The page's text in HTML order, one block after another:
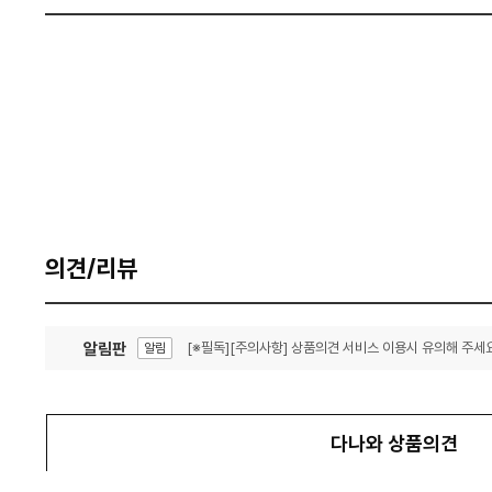
의견/리뷰
알림판 알림 [※필독][주의사항] 상품의견 서비스 이용시 유의해 주세
다나와 상품의견